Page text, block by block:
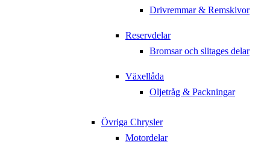
Drivremmar & Remskivor
Reservdelar
Bromsar och slitages delar
Växellåda
Oljetråg & Packningar
Övriga Chrysler
Motordelar